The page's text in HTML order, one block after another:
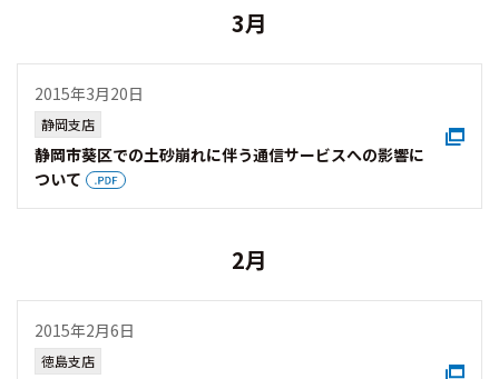
3月
2015年3月20日
静岡支店
静岡市葵区での土砂崩れに伴う通信サービスへの影響に
ついて
2月
2015年2月6日
徳島支店